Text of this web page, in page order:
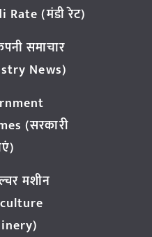
Rate (मंडी रेट)
समाचार
News)
(सरकारी
मशीन